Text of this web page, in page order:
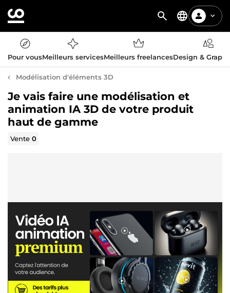
Pour vousMeilleurs servicesMeilleurs freelancesDesign &
Modélisation d'éléments 3D
Je vais faire une modélisation et
animation IA 3D de votre produit
haut de gamme
Vente0